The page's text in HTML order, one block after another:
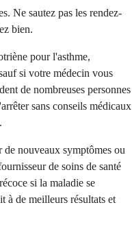
Ne sautez pas les rendez-
bien.
pour l'asthme,
si votre médecin vous
de nombreuses personnes
sans conseils médicaux
nouveaux symptômes ou
de soins de santé
si la maladie se
à de meilleurs résultats et